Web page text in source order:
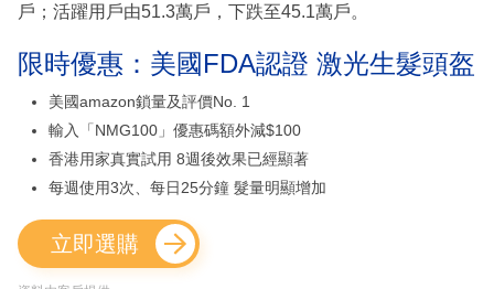
戶；活躍用戶由51.3萬戶，下跌至45.1萬戶。
限時優惠：美國FDA認證 激光生髮頭盔
美國amazon鎖量及評價No. 1
輸入「NMG100」優惠碼額外減$100
香港用家真實試用 8週後效果已經顯著
每週使用3次、每日25分鐘 髮量明顯增加
立即選購